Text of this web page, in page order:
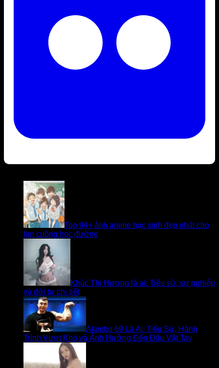
Top 94+ ảnh anime học sinh đẹp nhất cho
fan cuồng học đường
Khúc Thị Hương là ai: Tiểu sử, sự nghiệp
và đời tư chi tiết
Akimbo 69 Là Ai: Tiểu Sử, Hành
Trình Vượt Khó và Ảnh Hưởng Đến Đấu Vật Tay